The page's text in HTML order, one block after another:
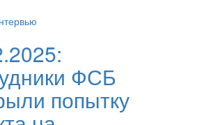
ФСБ
попытку